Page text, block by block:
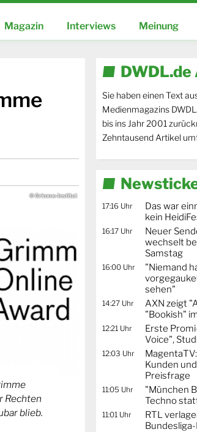
Magazin Interviews Meinung
© Grimme-Institut
Rechten
blieb.
Sie haben einen Text
Medienmagazins
bis ins Jahr 2001
Zehntausend Artikel
17:16 Uhr
Das war
kein
16:17 Uhr
Neuer
wechselt
Samstag
16:00 Uhr
"Niemand
sehen"
14:27 Uhr
AXN zeigt
"Bookish"
12:21 Uhr
Erste
Voice",
12:03 Uhr
Kunden
Preisfrage
11:05 Uhr
"München
Techno
11:01 Uhr
RTL